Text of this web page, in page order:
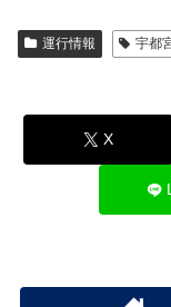
運行情報 宇都
X